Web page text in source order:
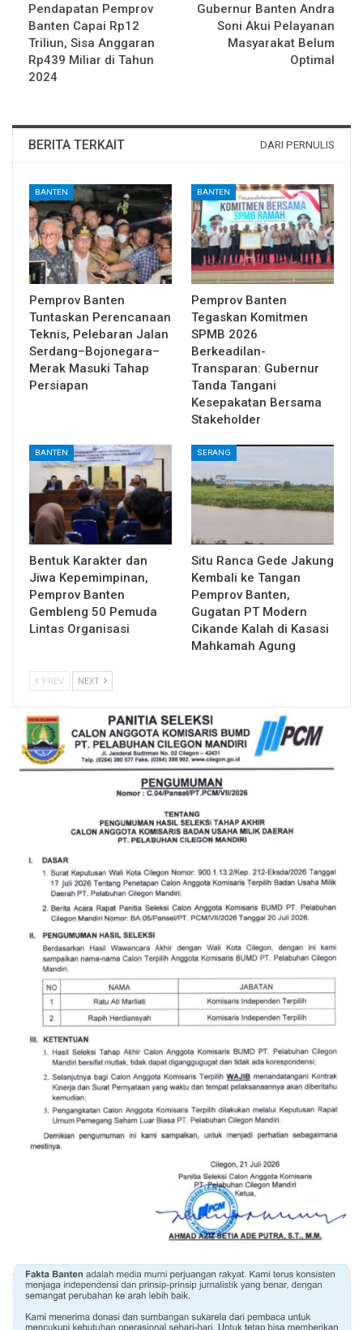
Pendapatan Pemprov
Banten Capai Rp12
Triliun, Sisa Anggaran
Rp439 Miliar di Tahun
2024
Gubernur Banten Andra
Soni Akui Pelayanan
Masyarakat Belum
Optimal
BERITA TERKAIT DARI PERNULIS
BANTEN
Pemprov Banten
Tuntaskan Perencanaan
Teknis, Pelebaran Jalan
Serdang–Bojonegara–
Merak Masuki Tahap
Persiapan
BANTEN
Pemprov Banten
Tegaskan Komitmen
SPMB 2026
Berkeadilan-
Transparan: Gubernur
Tanda Tangani
Kesepakatan Bersama
Stakeholder
BANTEN
Bentuk Karakter dan
Jiwa Kepemimpinan,
Pemprov Banten
Gembleng 50 Pemuda
Lintas Organisasi
SERANG
Situ Ranca Gede Jakung
Kembali ke Tangan
Pemprov Banten,
Gugatan PT Modern
Cikande Kalah di Kasasi
Mahkamah Agung
PREV NEXT